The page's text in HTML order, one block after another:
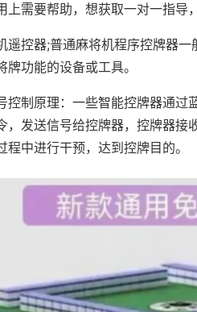
上需要帮助，想获取一对一指导
遥控器;普通麻将机程序控牌器
功能的设备或工具。
控制原理：一些智能控牌器通
，发送信号给控牌器，控牌器接
中进行干预，达到控牌目的。